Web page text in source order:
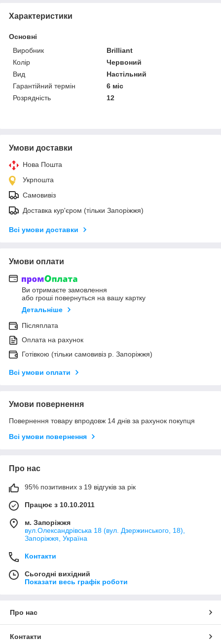
Характеристики
Основні
Виробник
Brilliant
Колір
Червоний
Вид
Настільний
Гарантійний термін
6 міс
Розрядність
12
Умови доставки
Нова Пошта
Укрпошта
Самовивіз
Доставка кур'єром (тільки Запоріжжя)
Всі умови доставки
Умови оплати
Ви отримаєте замовлення
або гроші повернуться на вашу картку
Детальніше
Післяплата
Оплата на рахунок
Готівкою (тільки самовивіз р. Запоріжжя)
Всі умови оплати
Умови повернення
Повернення товару впродовж 14 днів за рахунок покупця
Всі умови повернення
Про нас
95% позитивних з 19 відгуків за рік
Працює з 10.10.2011
м. Запоріжжя
вул.Олександрівська 18 (вул. Дзержинського, 18),
Запоріжжя, Україна
Контакти
Сьогодні вихідний
Показати весь графік роботи
Про нас
Контакти